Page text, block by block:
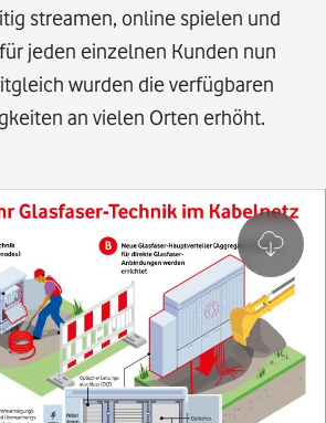
streamen, online spielen und
jeden einzelnen Kunden nun
wurden die verfügbaren
an vielen Orten erhöht.